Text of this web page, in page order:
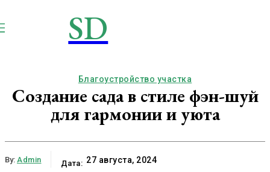
SD
Благоустройство участка
Создание сада в стиле фэн-шуй
для гармонии и уюта
By: Admin Дата: 27 августа, 2024